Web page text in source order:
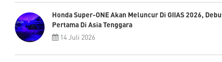
Honda Super-ONE Akan Meluncur Di GIIAS 2026,
Pertama Di Asia Tenggara
14 Juli 2026